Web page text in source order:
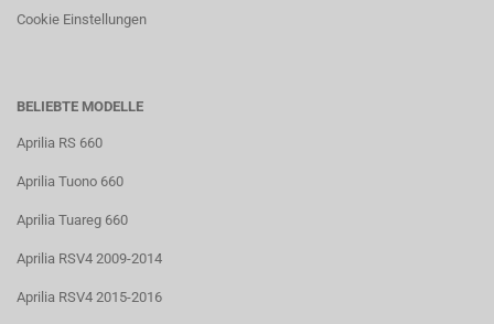
Cookie Einstellungen
BELIEBTE MODELLE
Aprilia RS 660
Aprilia Tuono 660
Aprilia Tuareg 660
Aprilia RSV4 2009-2014
Aprilia RSV4 2015-2016